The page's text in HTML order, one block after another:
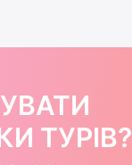
ТУРІВ?